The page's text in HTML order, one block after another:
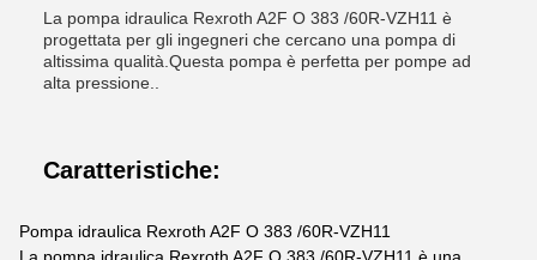
La pompa idraulica Rexroth A2F O 383 /60R-VZH11 è
progettata per gli ingegneri che cercano una pompa di
altissima qualità.Questa pompa è perfetta per pompe ad
alta pressione..
Caratteristiche:
Pompa idraulica Rexroth A2F O 383 /60R-VZH11